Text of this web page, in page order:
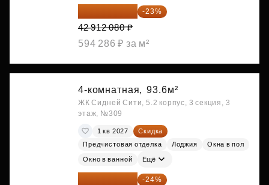
33 042 302 ₽ -23%
42 912 080 ₽
594 286 ₽ за м²
4-комнатная, 93.6м²
ЖК Сидней Сити, 5.2 корпус, 3 секция, 3
этаж, №309
1 кв 2027
Скидка
Предчистовая отделка
Лоджия Окна в пол
Окно в ванной Ещё
57 847 795 ₽ -24%